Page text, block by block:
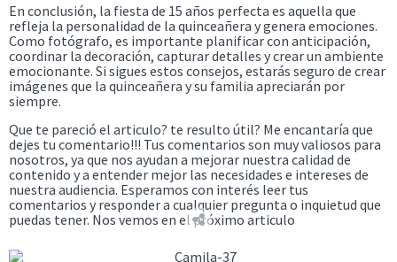
En conclusión, la fiesta de 15 años perfecta es aquella que
refleja la personalidad de la quinceañera y genera emociones.
Como fotógrafo, es importante planificar con anticipación,
coordinar la decoración, capturar detalles y crear un ambiente
emocionante. Si sigues estos consejos, estarás seguro de crear
imágenes que la quinceañera y su familia apreciarán por
siempre.
Que te pareció el articulo? te resulto útil? Me encantaría que
dejes tu comentario!!! Tus comentarios son muy valiosos para
nosotros, ya que nos ayudan a mejorar nuestra calidad de
contenido y a entender mejor las necesidades e intereses de
nuestra audiencia. Esperamos con interés leer tus
comentarios y responder a cualquier pregunta o inquietud que
puedas tener. Nos vemos en el próximo articulo